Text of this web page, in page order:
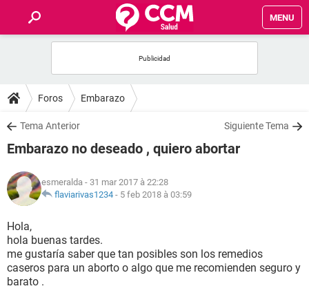
MENU
FORUMS
SALUD
NUTRICIÓN
BIENESTAR
SEXUALIDAD
Foros Embarazo
Tema Anterior Siguiente Tema
Embarazo no deseado , quiero abortar
esmeralda - 31 mar 2017 à 22:28
flaviarivas1234 - 5 feb 2018 à 03:59
Hola,
hola buenas tardes.
me gustaría saber que tan posibles son los remedios
caseros para un aborto o algo que me recomienden seguro y
barato .